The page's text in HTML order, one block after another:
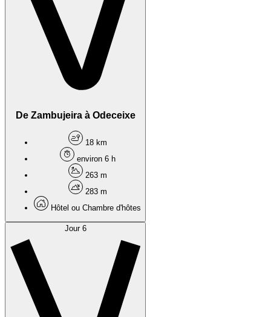
De Zambujeira à Odeceixe
18 km
environ 6 h
263 m
283 m
Hôtel ou Chambre d'hôtes
Jour 6